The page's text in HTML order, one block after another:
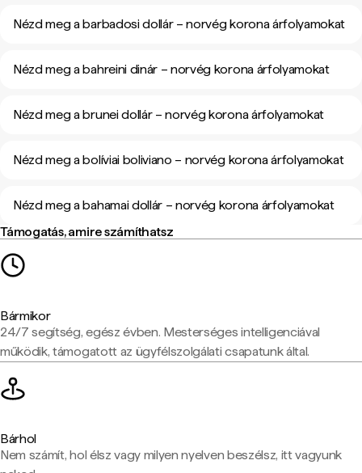
Nézd meg a barbadosi dollár – norvég korona árfolyamokat
Nézd meg a bahreini dinár – norvég korona árfolyamokat
Nézd meg a brunei dollár – norvég korona árfolyamokat
Nézd meg a bolíviai boliviano – norvég korona árfolyamokat
Nézd meg a bahamai dollár – norvég korona árfolyamokat
Támogatás, amire számíthatsz
Bármikor
24/7 segítség, egész évben. Mesterséges intelligenciával
működik, támogatott az ügyfélszolgálati csapatunk által.
Bárhol
Nem számít, hol élsz vagy milyen nyelven beszélsz, itt vagyunk